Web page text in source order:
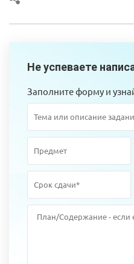
Не успеваете
Заполните форму и